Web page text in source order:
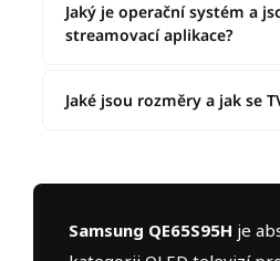
Jaký je operační systém a
streamovací aplikace?
Jaké jsou rozměry a jak se
Samsung QE65S95H je